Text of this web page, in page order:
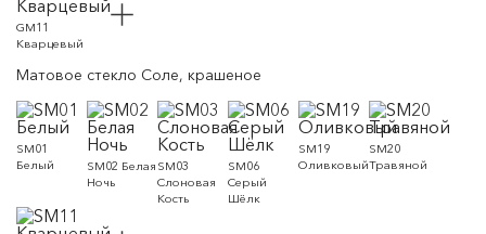
GM11
Кварцевый
Матовое стекло Соле, крашеное
SM01
Белый
SM02 Белая
Ночь
SM03
Слоновая
Кость
SM06
Серый
Шёлк
SM19
Оливковый
SM20
Травяной